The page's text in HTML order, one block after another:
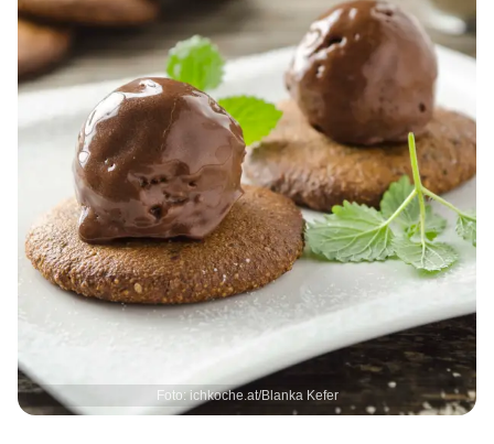
Foto: ichkoche.at/Blanka Kefer